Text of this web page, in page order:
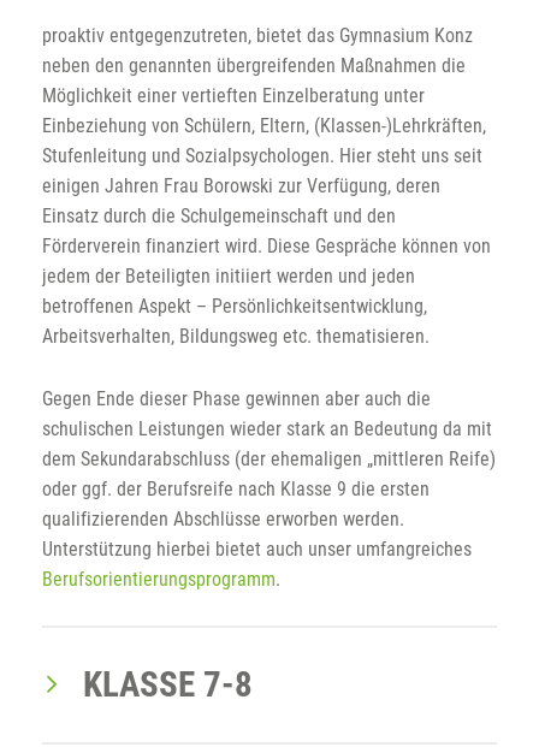
proaktiv entgegenzutreten, bietet das Gymnasium Konz
neben den genannten übergreifenden Maßnahmen die
Möglichkeit einer vertieften Einzelberatung unter
Einbeziehung von Schülern, Eltern, (Klassen-)Lehrkräften,
Stufenleitung und Sozialpsychologen. Hier steht uns seit
einigen Jahren Frau Borowski zur Verfügung, deren
Einsatz durch die Schulgemeinschaft und den
Förderverein finanziert wird. Diese Gespräche können von
jedem der Beteiligten initiiert werden und jeden
betroffenen Aspekt – Persönlichkeitsentwicklung,
Arbeitsverhalten, Bildungsweg etc. thematisieren.
Gegen Ende dieser Phase gewinnen aber auch die
schulischen Leistungen wieder stark an Bedeutung da mit
dem Sekundarabschluss (der ehemaligen „mittleren Reife)
oder ggf. der Berufsreife nach Klasse 9 die ersten
qualifizierenden Abschlüsse erworben werden.
Unterstützung hierbei bietet auch unser umfangreiches
Berufsorientierungsprogramm.
KLASSE 7-8